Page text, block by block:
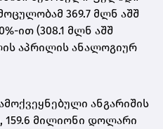
369.7 მლნ აშშ
ით (308.1 მლნ აშშ
აპრილის ანალოგიურ
ანგარიშის
159.6 მილიონი დოლარი